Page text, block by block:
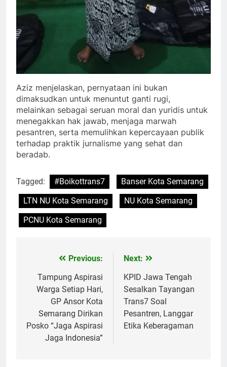
Aziz menjelaskan, pernyataan ini bukan
dimaksudkan untuk menuntut ganti rugi,
melainkan sebagai seruan moral dan yuridis untuk
menegakkan hak jawab, menjaga marwah
pesantren, serta memulihkan kepercayaan publik
terhadap praktik jurnalisme yang sehat dan
beradab.
Tagged: #Boikottrans7
Banser Kota Semarang
LTN NU Kota Semarang
NU Kota Semarang
PCNU Kota Semarang
navigation
Previous:
Tampung Aspirasi
Warga Setiap Hari,
GP Ansor Kota
Semarang Dirikan
Posko “Jaga Aspirasi
Jaga Indonesia”
Next:
KPID Jawa Tengah
Sesalkan Tayangan
Trans7 Soal
Pesantren, Langgar
Etika Keberagaman